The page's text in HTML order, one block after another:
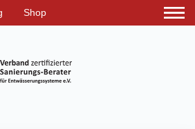
Shop